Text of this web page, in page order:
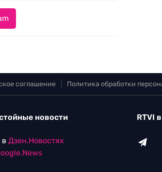
соглашение Политика обработки
новости
Дзен.Новостях
RTVI